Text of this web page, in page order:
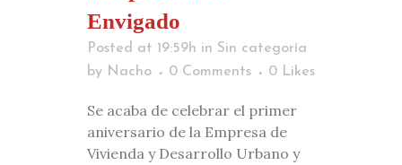
Envigado
Posted at 19:59h in Sin categoría
by Nacho 0 Comments 0 Likes
Se acaba de celebrar el primer
aniversario de la Empresa de
Vivienda y Desarrollo Urbano y